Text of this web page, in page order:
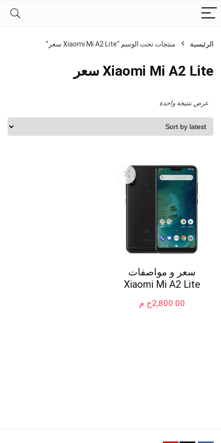
الرئيسية منتجات تحت الوسم “Xiaomi Mi A2 Lite سعر”
Xiaomi Mi A2 Lite سعر
عرض نتتيجة واحدة
سعر و مواصفات
Xiaomi Mi A2 Lite
ج.م2,800.00